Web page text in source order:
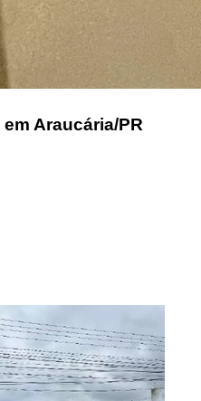
Araucária/PR